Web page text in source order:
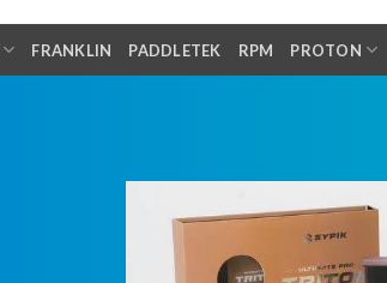
FRANKLIN PADDLETEK RPM PROTON